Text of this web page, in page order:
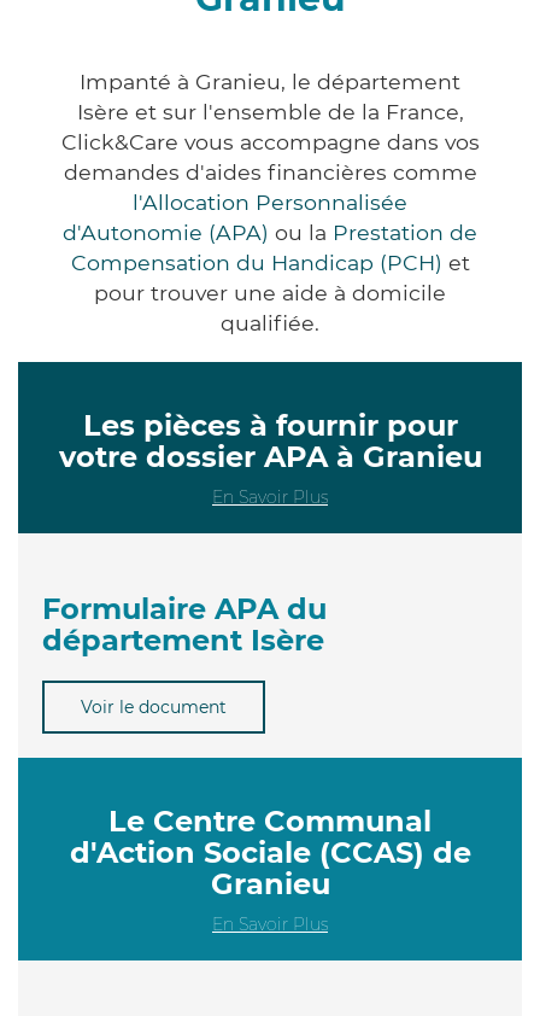
Impanté à Granieu, le département
Isère et sur l'ensemble de la France,
Click&Care vous accompagne dans vos
demandes d'aides financières comme
l'Allocation Personnalisée
d'Autonomie (APA) ou la Prestation de
Compensation du Handicap (PCH) et
pour trouver une aide à domicile
qualifiée.
Les pièces à fournir pour
votre dossier APA à Granieu
En Savoir Plus
Formulaire APA du
département Isère
Voir le document
Le Centre Communal
d'Action Sociale (CCAS) de
Granieu
En Savoir Plus